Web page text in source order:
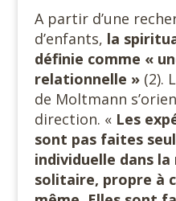
A partir d’une
d’enfants, la
définie comme «
relationnelle »(2).
de Moltmann
direction. « Les
sont pas faites
individuelle dans la
solitaire, propre à